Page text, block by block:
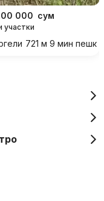
000 сум
участки
721 м 9 мин